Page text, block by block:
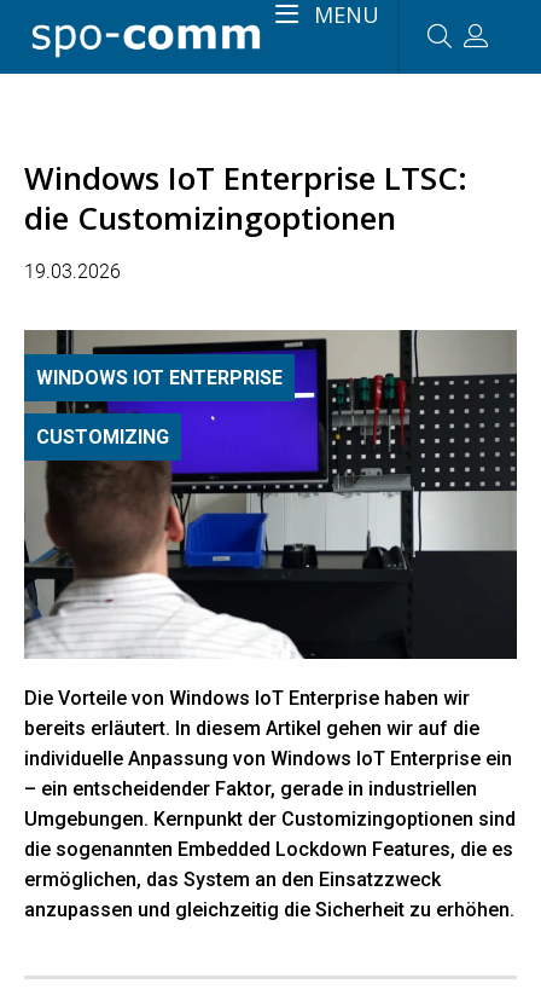
MENU
Windows IoT Enterprise LTSC:
die Customizingoptionen
19.03.2026
Die Vorteile von Windows IoT Enterprise haben wir
bereits erläutert. In diesem Artikel gehen wir auf die
individuelle Anpassung von Windows IoT Enterprise ein
– ein entscheidender Faktor, gerade in industriellen
Umgebungen. Kernpunkt der Customizingoptionen sind
die sogenannten Embedded Lockdown Features, die es
ermöglichen, das System an den Einsatzzweck
anzupassen und gleichzeitig die Sicherheit zu erhöhen.
WINDOWS IOT ENTERPRISE
CUSTOMIZING